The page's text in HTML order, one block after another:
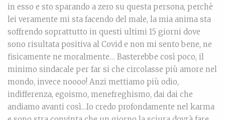
in esso e sto sparando a zero su questa persona, perchè
lei veramente mi sta facendo del male, la mia anima sta
soffrendo soprattutto in questi ultimi 15 giorni dove
sono risultata positiva al Covid e non mi sento bene, ne
fisicamente ne moralmente… Basterebbe così poco, il
minimo sindacale per far si che circolasse più amore nel
mondo, invece noooo! Anzi mettiamo più odio,
indifferenza, egoismo, menefreghismo, dai dai che
andiamo avanti così…Io credo profondamente nel karma